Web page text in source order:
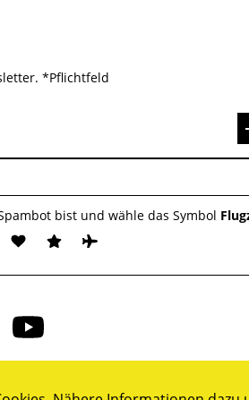
*Pflichtfeld
bist und wähle das Symbol
Folge
uns
auf